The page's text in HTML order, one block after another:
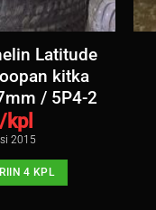
Latitude
kitka
/ 5P4-2
kpl
2015
4 KPL